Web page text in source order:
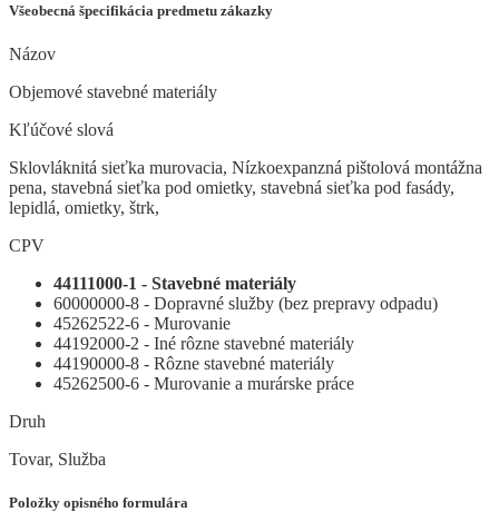
Všeobecná špecifikácia predmetu zákazky
Názov
Objemové stavebné materiály
Kľúčové slová
Sklovláknitá sieťka murovacia, Nízkoexpanzná pištolová montážna
pena, stavebná sieťka pod omietky, stavebná sieťka pod fasády,
lepidlá, omietky, štrk,
CPV
44111000-1 - Stavebné materiály
60000000-8 - Dopravné služby (bez prepravy odpadu)
45262522-6 - Murovanie
44192000-2 - Iné rôzne stavebné materiály
44190000-8 - Rôzne stavebné materiály
45262500-6 - Murovanie a murárske práce
Druh
Tovar, Služba
Položky opisného formulára